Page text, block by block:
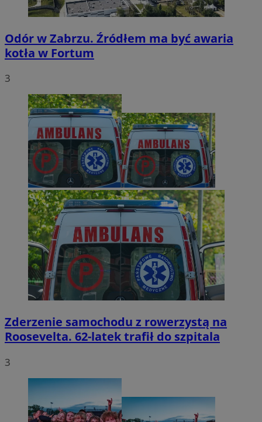
Odór w Zabrzu. Źródłem ma być awaria
kotła w Fortum
3
Zderzenie samochodu z rowerzystą na
Roosevelta. 62-latek trafił do szpitala
3